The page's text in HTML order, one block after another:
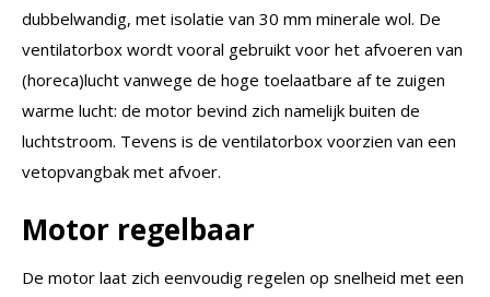
dubbelwandig, met isolatie van 30 mm minerale wol. De
ventilatorbox wordt vooral gebruikt voor het afvoeren van
(horeca)lucht vanwege de hoge toelaatbare af te zuigen
warme lucht: de motor bevind zich namelijk buiten de
luchtstroom. Tevens is de ventilatorbox voorzien van een
vetopvangbak met afvoer.
Motor regelbaar
De motor laat zich eenvoudig regelen op snelheid met een